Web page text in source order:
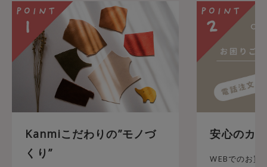
Kanmiこだわりの”モノづ
くり”
安心のカ
WEBでのお買